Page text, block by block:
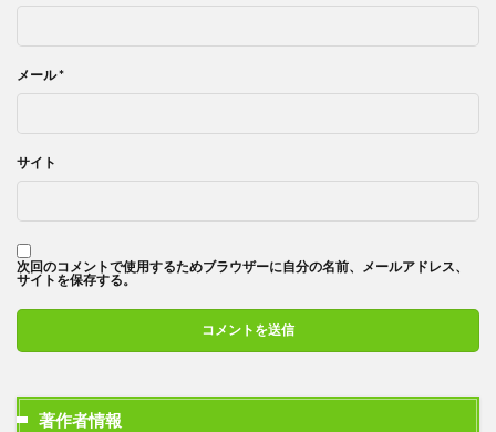
メール*
サイト
次回のコメントで使用するためブラウザーに自分の名前、メールアドレス、
サイトを保存する。
著作者情報